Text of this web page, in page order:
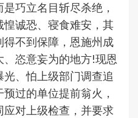
巧立名目斩尽杀绝，
诚恐、寝食难安，其
不到保障，恩施州成
恣意妄为的地方!现恩
、怕上级部门调查追
过的单位提前翁火，
对上级检查，并要求